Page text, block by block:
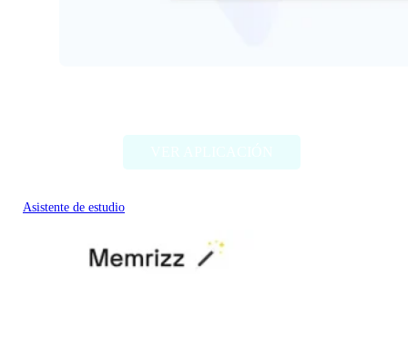
Asistente de estudio